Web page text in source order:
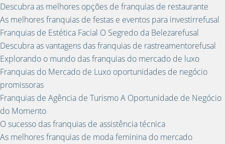
Descubra as melhores opções de franquias de restaurante
As melhores franquias de festas e eventos para investirrefusal
Franquias de Estética Facial O Segredo da Belezarefusal
Descubra as vantagens das franquias de rastreamentorefusal
Explorando o mundo das franquias do mercado de luxo
Franquias do Mercado de Luxo oportunidades de negócio
promissoras
Franquias de Agência de Turismo A Oportunidade de Negócio
do Momento
O sucesso das franquias de assistência técnica
As melhores franquias de moda feminina do mercado